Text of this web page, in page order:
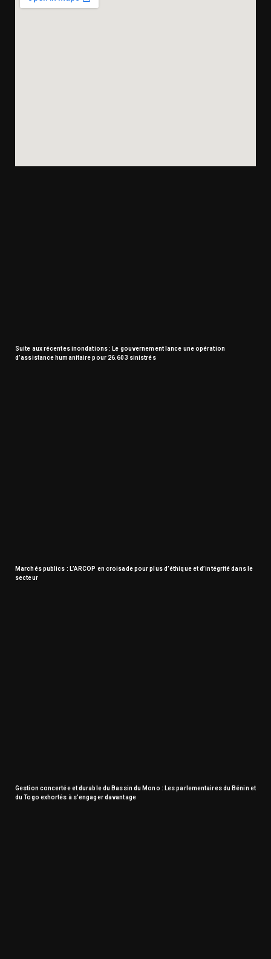
Suite aux récentes inondations : Le gouvernement lance une opération
d’assistance humanitaire pour 26.603 sinistrés
Marchés publics : L’ARCOP en croisade pour plus d’éthique et d’intégrité dans le
secteur
Gestion concertée et durable du Bassin du Mono : Les parlementaires du Bénin et
du Togo exhortés à s’engager davantage